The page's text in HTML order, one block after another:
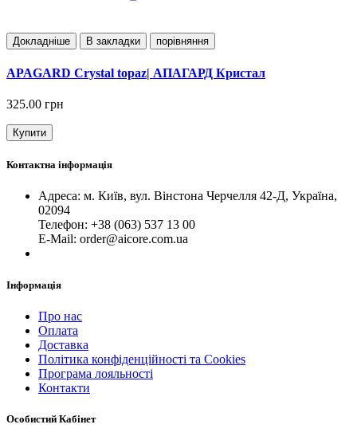
Докладнiше В закладки порівняння
APAGARD Crystal topaz| АПАГАРД Кристал
325.00 грн
Купити
Контактна інформація
Адреса: м. Київ, вул. Вінстона Черчелля 42-Д, Україна,
02094
Телефон: +38 (063) 537 13 00
Е-Mail: order@aicore.com.ua
Інформація
Про нас
Оплата
Доставка
Політика конфіденційності та Cookies
Програма лояльності
Контакти
Особистий Кабінет